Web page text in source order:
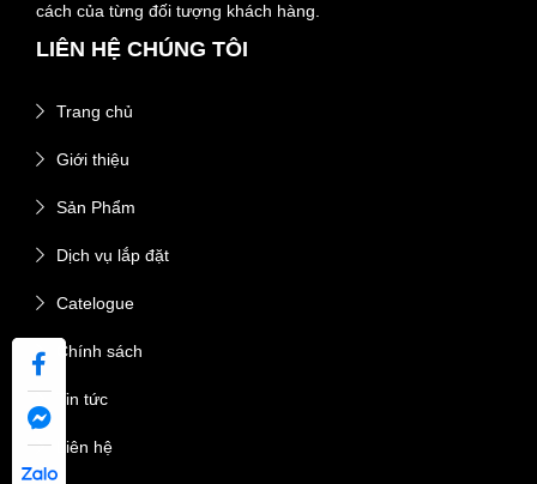
cách của từng đối tượng khách hàng.
LIÊN HỆ CHÚNG TÔI
Trang chủ
Giới thiệu
Sản Phẩm
Dịch vụ lắp đặt
Catelogue
Chính sách
Tin tức
Liên hệ